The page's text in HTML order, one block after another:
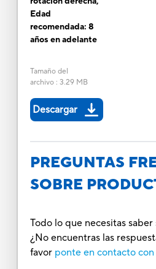
Edad
recomendada: 8
años en adelante
Tamaño del
archivo: 3.29 MB
Descargar
PREGUNTAS
SOBRE
Todo lo que necesitas
¿No encuentras las
favor ponte en contacto con